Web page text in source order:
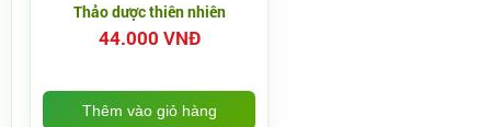
Thảo dược thiên nhiên
44.000 VNĐ
Thêm vào giỏ hàng